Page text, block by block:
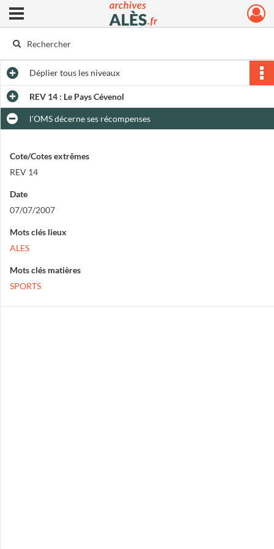
Archives municipales d'Alès
Ouvrir le menu déroulant
Dépliertous les niveaux
REV 14 : Le Pays Cévenol
l'OMS décerne ses récompenses
Cote/Cotes extrêmes
REV 14
Date
07/07/2007
Mots clés lieux
ALES
Mots clés matières
SPORTS